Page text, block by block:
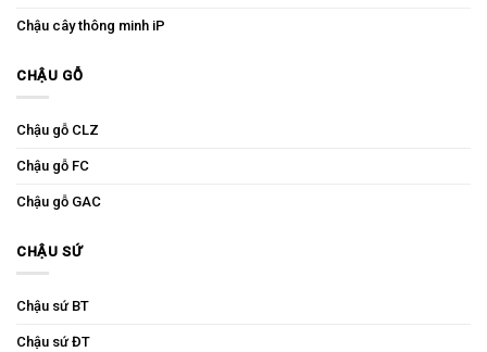
Chậu cây thông minh iP
CHẬU GỖ
Chậu gỗ CLZ
Chậu gỗ FC
Chậu gỗ GAC
CHẬU SỨ
Chậu sứ BT
Chậu sứ ĐT